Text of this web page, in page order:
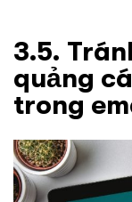
3.5.
quảng
trong